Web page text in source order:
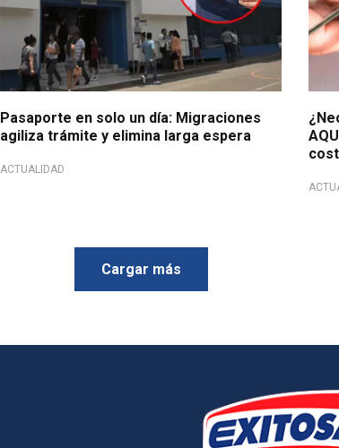
Pasaporte en solo un día: Migraciones
agiliza trámite y elimina larga espera
ACTUALIDAD
Cargar más